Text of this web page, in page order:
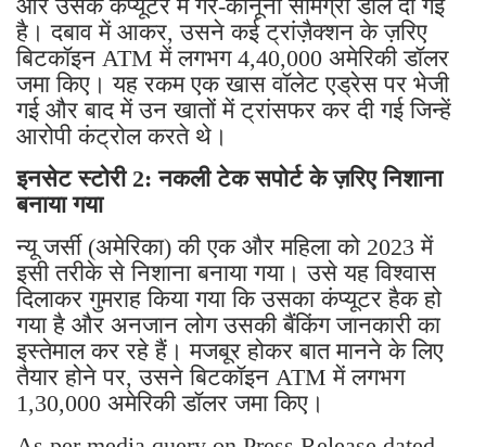
और उसके कंप्यूटर में गैर-कानूनी सामग्री डाल दी गई
है। दबाव में आकर, उसने कई ट्रांज़ैक्शन के ज़रिए
बिटकॉइन ATM में लगभग 4,40,000 अमेरिकी डॉलर
जमा किए। यह रकम एक खास वॉलेट एड्रेस पर भेजी
गई और बाद में उन खातों में ट्रांसफर कर दी गई जिन्हें
आरोपी कंट्रोल करते थे।
इनसेट स्टोरी 2: नकली टेक सपोर्ट के ज़रिए निशाना
बनाया गया
न्यू जर्सी (अमेरिका) की एक और महिला को 2023 में
इसी तरीके से निशाना बनाया गया। उसे यह विश्वास
दिलाकर गुमराह किया गया कि उसका कंप्यूटर हैक हो
गया है और अनजान लोग उसकी बैंकिंग जानकारी का
इस्तेमाल कर रहे हैं। मजबूर होकर बात मानने के लिए
तैयार होने पर, उसने बिटकॉइन ATM में लगभग
1,30,000 अमेरिकी डॉलर जमा किए।